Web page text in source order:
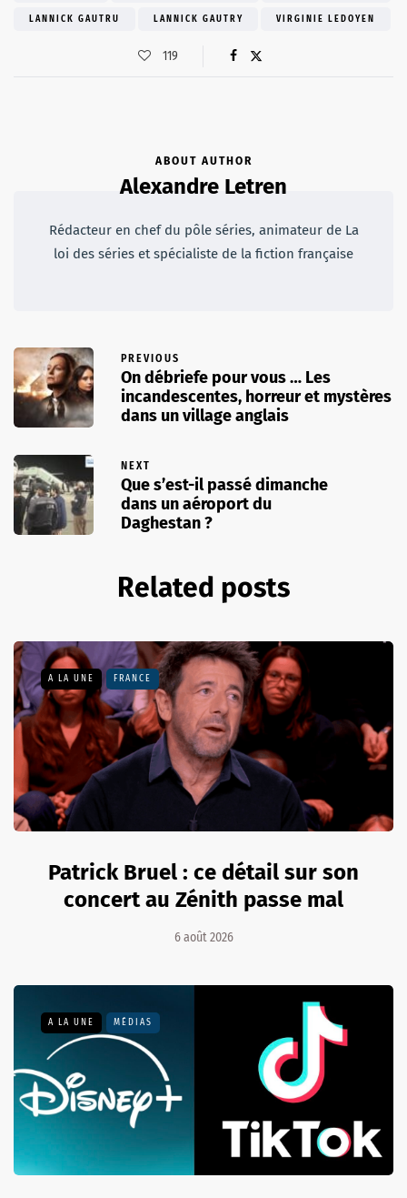
LANNICK GAUTRU LANNICK GAUTRY VIRGINIE LEDOYEN
119
ABOUT AUTHOR
Alexandre Letren
Rédacteur en chef du pôle séries, animateur de La
loi des séries et spécialiste de la fiction française
PREVIOUS
On débriefe pour vous … Les
incandescentes, horreur et mystères
dans un village anglais
NEXT
Que s’est-il passé dimanche
dans un aéroport du
Daghestan ?
Related posts
A LA UNE FRANCE
Patrick Bruel : ce détail sur son
concert au Zénith passe mal
6 août 2026
A LA UNE MÉDIAS